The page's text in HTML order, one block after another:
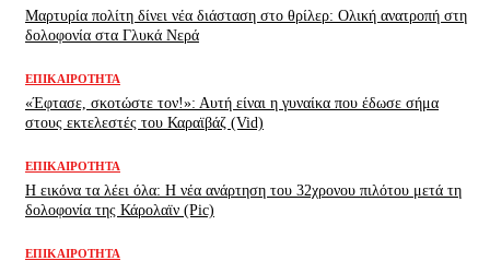
Μαρτυρία πολίτη δίνει νέα διάσταση στο θρίλερ: Ολική ανατροπή στη
δολοφονία στα Γλυκά Νερά
ΕΠΙΚΑΙΡΌΤΗΤΑ
«Έφτασε, σκοτώστε τον!»: Αυτή είναι η γυναίκα που έδωσε σήμα
στους εκτελεστές του Καραϊβάζ (Vid)
ΕΠΙΚΑΙΡΌΤΗΤΑ
H εικόνα τα λέει όλα: H νέα ανάρτηση του 32χρονου πιλότου μετά τη
δολοφονία της Κάρολαϊν (Pic)
ΕΠΙΚΑΙΡΌΤΗΤΑ